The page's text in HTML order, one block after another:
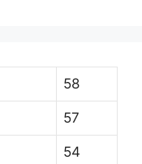
58
57
54